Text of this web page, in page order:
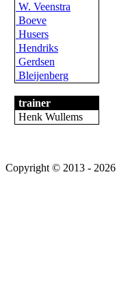
W. Veenstra
Boeve
Husers
Hendriks
Gerdsen
Bleijenberg
trainer
Henk Wullems
Copyright © 2013 - 2026